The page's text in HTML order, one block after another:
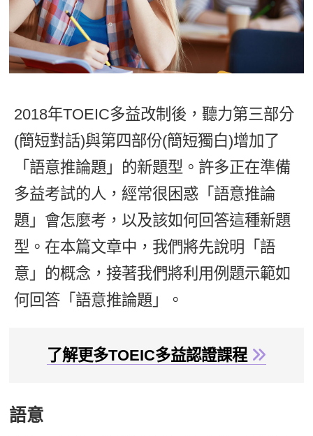
TOEFL 托福課程
開口溜英文
旅遊英文
基礎字彙
情境閱讀
英文文法技巧
英文寫作
Cengage TED Talks
CNN聽力強化
新聞英文
英語俱樂部
ECAM
Let's Talk
日語
韓語
外語即時通
兒童美語
更多
一對一家教
點讀筆教材
數位學習教材
活動花絮
Recruiting
2018年TOEIC多益改制後，聽力第三部分
(簡短對話)與第四部份(簡短獨白)增加了
「語意推論題」的新題型。許多正在準備
多益考試的人，經常很困惑「語意推論
題」會怎麼考，以及該如何回答這種新題
型。在本篇文章中，我們將先說明「語
意」的概念，接著我們將利用例題示範如
何回答「語意推論題」。
了解更多TOEIC多益認證課程
語意